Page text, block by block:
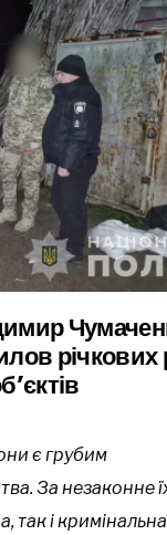
річкових
є грубим
За незаконне
так і кримінальна